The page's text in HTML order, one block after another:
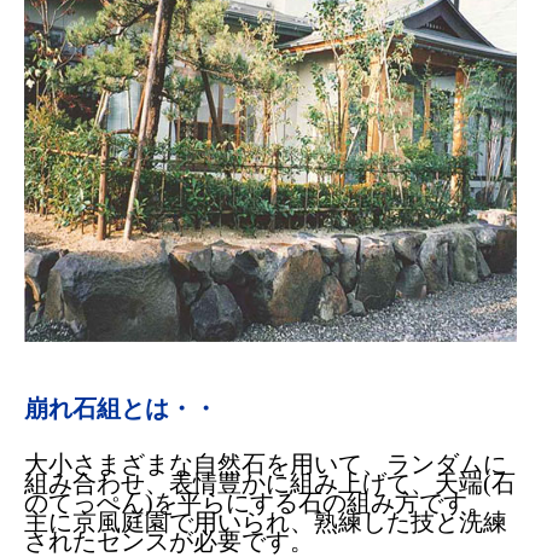
崩れ石組とは・・
大小さまざまな自然石を用いて、ランダムに
組み合わせ、表情豊かに組み上げて、天端(石
のてっぺん)を平らにする石の組み方です。
主に京風庭園で用いられ、熟練した技と洗練
されたセンスが必要です。